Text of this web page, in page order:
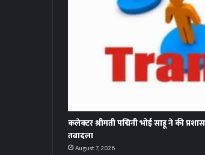
कलेक्टर श्रीमती पद्मिनी भोई साहू ने की
तबादला
August 7, 2026